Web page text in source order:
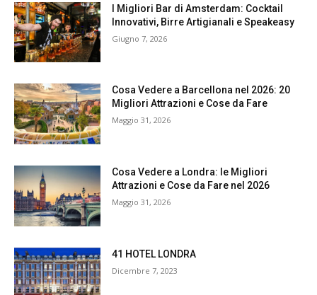
I Migliori Bar di Amsterdam: Cocktail
Innovativi, Birre Artigianali e Speakeasy
Giugno 7, 2026
Cosa Vedere a Barcellona nel 2026: 20
Migliori Attrazioni e Cose da Fare
Maggio 31, 2026
Cosa Vedere a Londra: le Migliori
Attrazioni e Cose da Fare nel 2026
Maggio 31, 2026
41 HOTEL LONDRA
Dicembre 7, 2023